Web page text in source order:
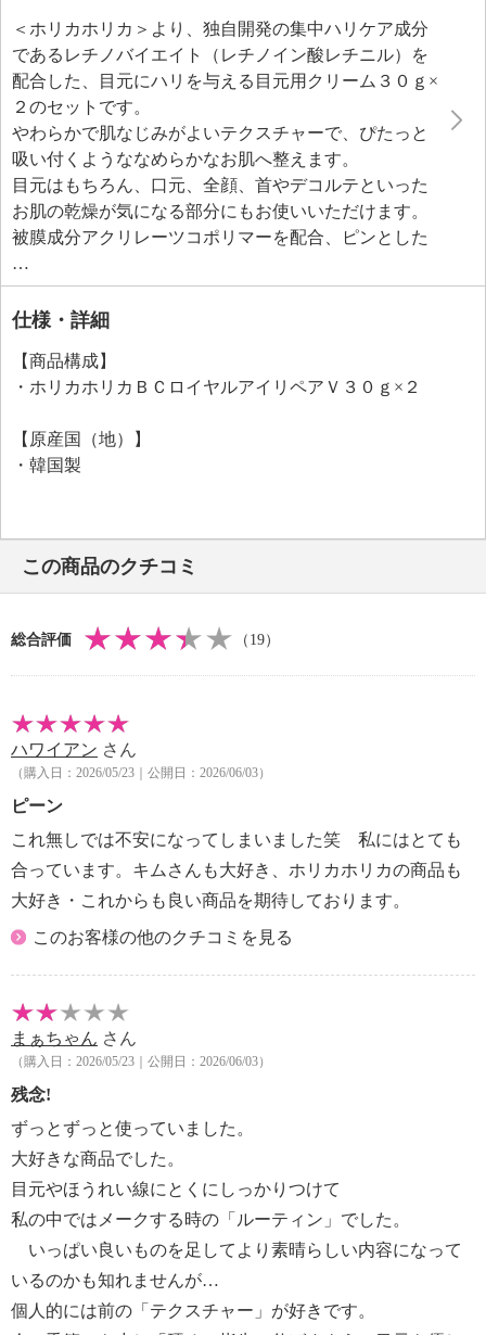
＜ホリカホリカ＞より、独自開発の集中ハリケア成分
であるレチノバイエイト（レチノイン酸レチニル）を
配合した、目元にハリを与える目元用クリーム３０ｇ×
２のセットです。
やわらかで肌なじみがよいテクスチャーで、ぴたっと
吸い付くようななめらかなお肌へ整えます。
目元はもちろん、口元、全顔、首やデコルテといった
お肌の乾燥が気になる部分にもお使いいただけます。
被膜成分アクリレーツコポリマーを配合、ピンとした
ハリを与え、お肌の凹凸をなめらかに見せます。
バクチオール、ヒト脂肪細胞順化培養液、独自開発成
分である黄金燕の巣（アナツバメ巣エキス、コロイド
ています。
日本限定商品。
従来品「ＢＣゴールド ロイヤル アイリペア」よ
り、さらハリ成分にこだわってリニューアル。
ダイマージリノール酸（フィトステリル／イソステア
反射で凹凸をカバー。
＜配合／無配合表示＞
合成香料不使用、ノンアルコール、タール系色素不使
仕様・詳細
【商品構成】
・ホリカホリカＢＣロイヤルアイリペアＶ３０ｇ×２
【原産国（地）】
・韓国製
この商品のクチコミ
総合評価 （19）
ハワイアン さん
（購入日：2026/05/23｜公開日：2026/06/03）
ピーン
これ無しでは不安になってしまいました笑 私にはとても
合っています。キムさんも大好き、ホリカホリカの商品も
大好き・これからも良い商品を期待しております。
このお客様の他のクチコミを見る
まぁちゃん さん
（購入日：2026/05/23｜公開日：2026/06/03）
残念!
ずっとずっと使っていました。
大好きな商品でした。
目元やほうれい線にとくにしっかりつけて
私の中ではメークする時の「ルーティン」でした。
いっぱい良いものを足してより素晴らしい内容になって
いるのかも知れませんが…
個人的には前の「テクスチャー」が好きです。